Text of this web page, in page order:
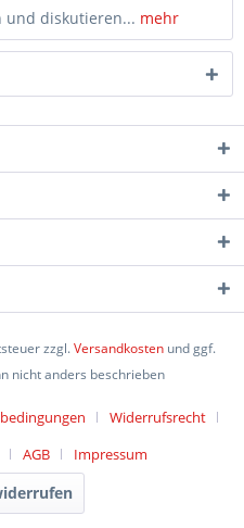
und diskutieren... mehr
zzgl.Versandkosten und ggf.
nicht anders beschrieben
Widerrufsrecht
AGB Impressum